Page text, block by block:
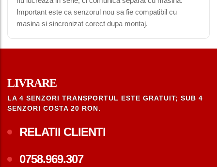
Important este ca senzorul nou sa fie compatibil cu
masina si sincronizat corect dupa montaj.
LIVRARE
LA 4 SENZORI TRANSPORTUL ESTE GRATUIT; SUB 4
SENZORI COSTA 20 RON.
RELATII CLIENTI
0758.969.307